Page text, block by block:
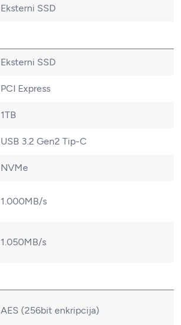
Eksterni SSD
Eksterni SSD
PCI Express
1TB
USB 3.2 Gen2 Tip-C
NVMe
1.000MB/s
1.050MB/s
AES (256bit enkripcija)